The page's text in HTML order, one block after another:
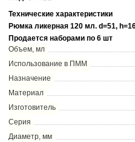
Технические характеристики
Рюмка ликерная 120 мл. d=51,
Продается наборами по 6 шт
Объем, мл
Использование в ПММ
Назначение
Материал
Изготовитель
Серия
Диаметр, мм